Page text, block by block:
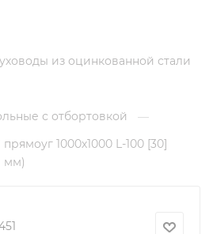
из оцинкованной стали
с отбортовкой
—
1000х1000 L-100 [30]
мм)